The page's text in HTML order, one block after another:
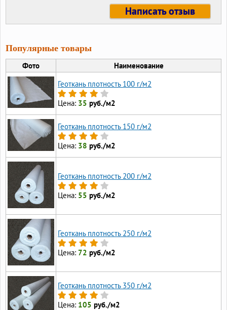
Написать отзыв
Популярные товары
Фото
Наименование
Геоткань плотность 100 г/м2
Цена: 35 руб./м2
Геоткань плотность 150 г/м2
Цена: 38 руб./м2
Геоткань плотность 200 г/м2
Цена: 55 руб./м2
Геоткань плотность 250 г/м2
Цена: 72 руб./м2
Геоткань плотность 350 г/м2
Цена: 105 руб./м2